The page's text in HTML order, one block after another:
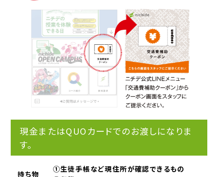
現金またはQUOカードでのお渡しになりま
す。
持ち物
①生徒手帳など現住所が確認できるもの